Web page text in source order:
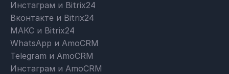
Инстаграм и Bitrix24
Вконтакте и Bitrix24
МАКС и Bitrix24
WhatsApp и AmoCRM
Telegram и AmoCRM
Инстаграм и AmoCRM